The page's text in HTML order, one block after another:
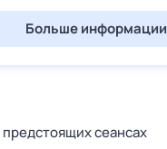
Больше информации
сеансах